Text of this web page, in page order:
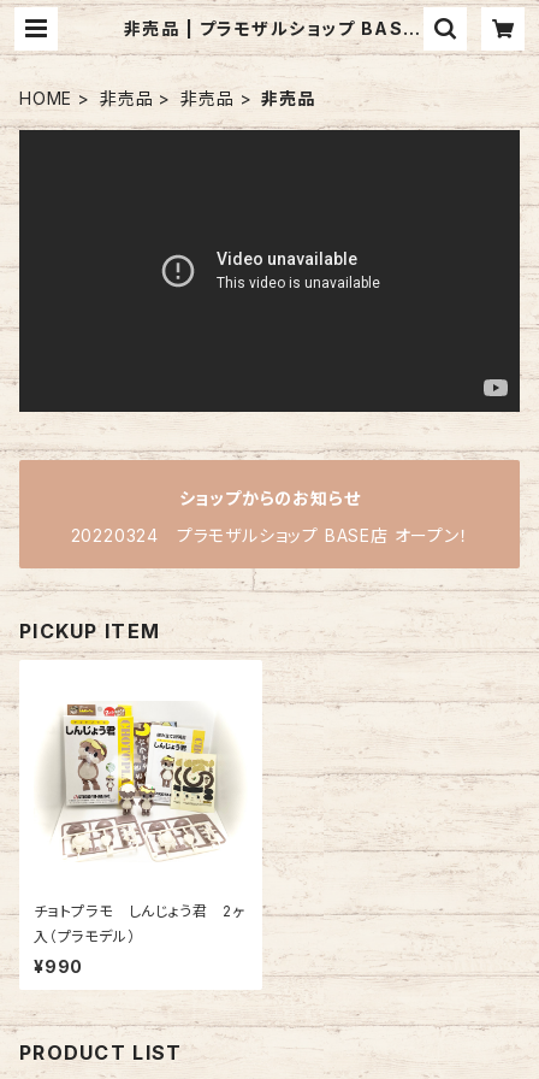
非売品 | プラモザルショップ BASE
店
HOME 非売品 非売品 非売品
ショップからのお知らせ
20220324 プラモザルショップ BASE店 オープン！
PICKUP ITEM
チョトプラモ しんじょう君 2ヶ
入（プラモデル）
¥990
PRODUCT LIST